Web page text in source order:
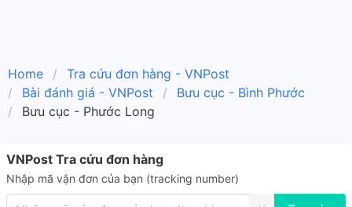
Home
Tra cứu đơn hàng - VNPost
Bài đánh giá - VNPost
Bưu cục - Bình Phước
Bưu cục - Phước Long
VNPost Tra cứu đơn hàng
Nhập mã vận đơn của bạn (tracking number)